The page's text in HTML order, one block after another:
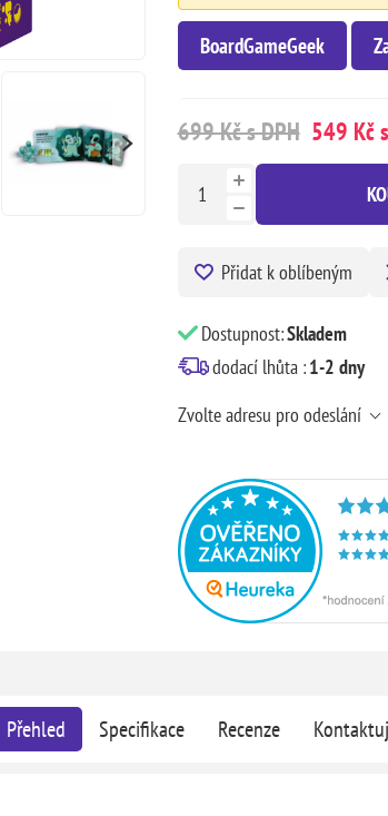
BoardGameGeek
699 Kč s DPH 549 Kč
Přidat k oblíbeným
Dostupnost:Skladem
dodací lhůta :1-2 dny
Zvolte adresu pro odeslání
Přehled Specifikace Recenze